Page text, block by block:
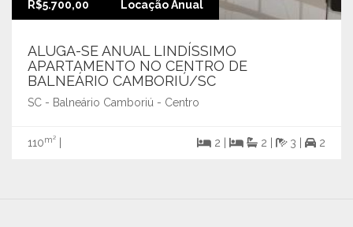
R$5.700,00 Locação Anual
ALUGA-SE ANUAL LINDÍSSIMO
APARTAMENTO NO CENTRO DE
BALNEÁRIO CAMBORIÚ/SC
SC - Balneário Camboriú - Centro
110m² 2 | 2 | 3 | 2